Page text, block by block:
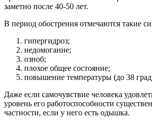
заметно после 40-50 лет.
В период обострения отмечаются такие
гипергидроз;
недомогание;
озноб;
плохое общее состояние;
повышение температуры (до 38
Даже если самочувствие человека
уровень его работоспособности
частности, если у него есть одышка.